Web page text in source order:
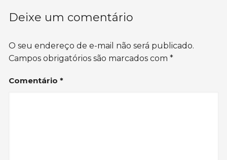
Deixe um comentário
O seu endereço de e-mail não será publicado.
Campos obrigatórios são marcados com*
Comentário*